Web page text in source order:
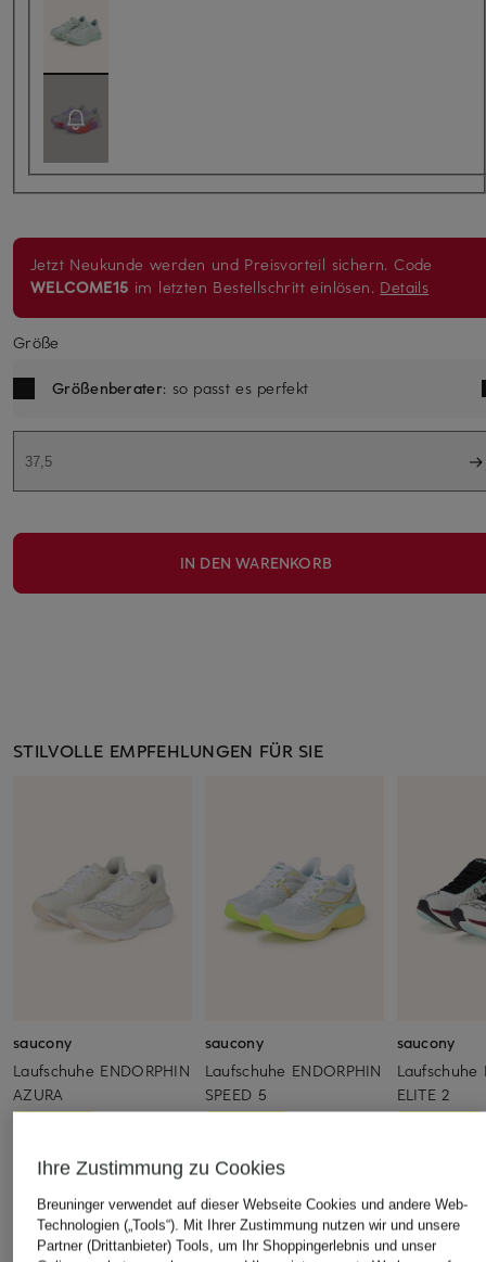
Jetzt Neukunde werden und Preisvorteil sichern. Code
WELCOME15 im letzten Bestellschritt einlösen. Details
Größe
Größenberater: so passt es perfekt
37,5
IN DEN WARENKORB
STILVOLLE EMPFEHLUNGEN FÜR SIE
saucony
Laufschuhe ENDORPHIN
AZURA
Ursprünglich:160 €
saucony
Laufschuhe ENDORPHIN
SPEED 5
Ursprünglich:
saucony
Laufschuhe
ELITE 2
Ihre Zustimmung zu Cookies
Breuninger verwendet auf dieser Webseite Cookies und andere Web-
Technologien („Tools“). Mit Ihrer Zustimmung nutzen wir und unsere
Partner (Drittanbieter) Tools, um Ihr Shoppingerlebnis und unser